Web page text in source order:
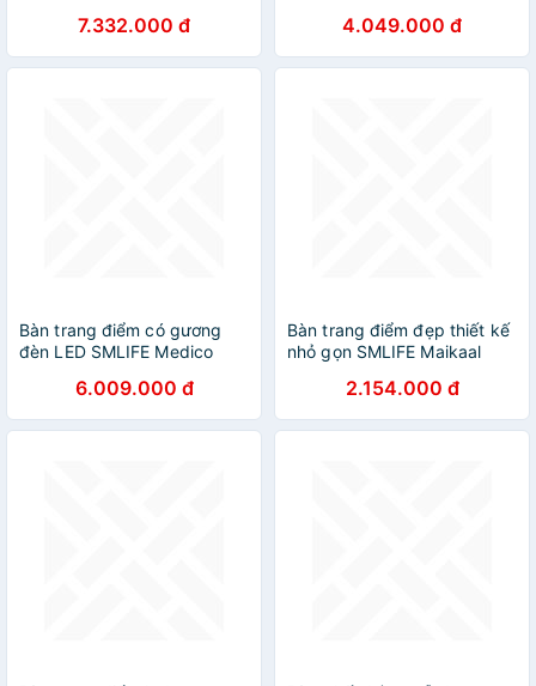
7.332.000 đ 4.049.000 đ
Bàn trang điểm có gương
đèn LED SMLIFE Medico
6.009.000 đ
Bàn trang điểm đẹp thiết kế
nhỏ gọn SMLIFE Maikaal
2.154.000 đ